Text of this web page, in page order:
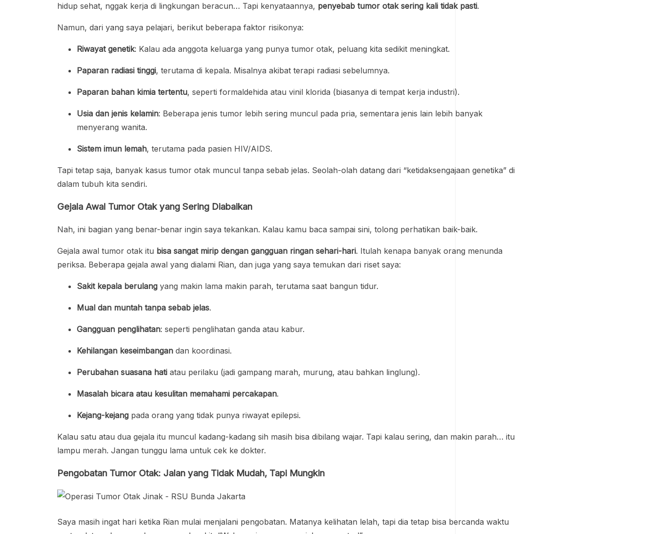
hidup sehat, nggak kerja di lingkungan beracun… Tapi kenyataannya, penyebab tumor otak sering kali tidak pasti.
Namun, dari yang saya pelajari, berikut beberapa faktor risikonya:
Riwayat genetik: Kalau ada anggota keluarga yang punya tumor otak, peluang kita sedikit meningkat.
Paparan radiasi tinggi, terutama di kepala. Misalnya akibat terapi radiasi sebelumnya.
Paparan bahan kimia tertentu, seperti formaldehida atau vinil klorida (biasanya di tempat kerja industri).
Usia dan jenis kelamin: Beberapa jenis tumor lebih sering muncul pada pria, sementara jenis lain lebih banyak
menyerang wanita.
Sistem imun lemah, terutama pada pasien HIV/AIDS.
Tapi tetap saja, banyak kasus tumor otak muncul tanpa sebab jelas. Seolah-olah datang dari “ketidaksengajaan genetika” di
dalam tubuh kita sendiri.
Gejala Awal Tumor Otak yang Sering Diabaikan
Nah, ini bagian yang benar-benar ingin saya tekankan. Kalau kamu baca sampai sini, tolong perhatikan baik-baik.
Gejala awal tumor otak itu bisa sangat mirip dengan gangguan ringan sehari-hari. Itulah kenapa banyak orang menunda
periksa. Beberapa gejala awal yang dialami Rian, dan juga yang saya temukan dari riset saya:
Sakit kepala berulang yang makin lama makin parah, terutama saat bangun tidur.
Mual dan muntah tanpa sebab jelas.
Gangguan penglihatan: seperti penglihatan ganda atau kabur.
Kehilangan keseimbangan dan koordinasi.
Perubahan suasana hati atau perilaku (jadi gampang marah, murung, atau bahkan linglung).
Masalah bicara atau kesulitan memahami percakapan.
Kejang-kejang pada orang yang tidak punya riwayat epilepsi.
Kalau satu atau dua gejala itu muncul kadang-kadang sih masih bisa dibilang wajar. Tapi kalau sering, dan makin parah… itu
lampu merah. Jangan tunggu lama untuk cek ke dokter.
Pengobatan Tumor Otak: Jalan yang Tidak Mudah, Tapi Mungkin
Saya masih ingat hari ketika Rian mulai menjalani pengobatan. Matanya kelihatan lelah, tapi dia tetap bisa bercanda waktu